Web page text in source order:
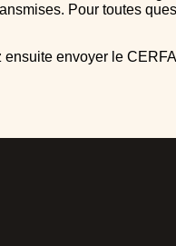
Pour toutes